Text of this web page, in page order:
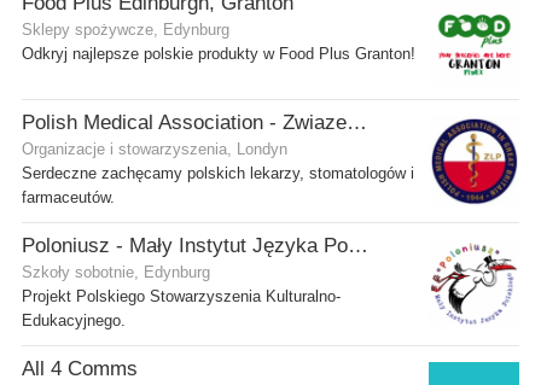
Sklepy spożywcze, Edynburg
Odkryj najlepsze polskie produkty w Food Plus Granton!
Polish Medical Association - Zwiazek Lekarzy Polskich w Wielkiej Brytanii
Organizacje i stowarzyszenia, Londyn
Serdeczne zachęcamy polskich lekarzy, stomatologów i
farmaceutów.
Poloniusz - Mały Instytut Języka Polskiego
Szkoły sobotnie, Edynburg
Projekt Polskiego Stowarzyszenia Kulturalno-
Edukacyjnego.
All 4 Comms